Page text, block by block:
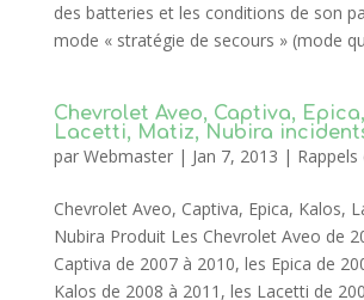
des batteries et les conditions de son
mode « stratégie de secours » (mode
Chevrolet Aveo, Captiva,
Lacetti, Matiz, Nubira incidents
par Webmaster| Jan 7, 2013 |
Chevrolet Aveo, Captiva, Epica, Kalos,
Nubira Produit Les Chevrolet Aveo de
Captiva de 2007 à 2010, les Epica de
Kalos de 2008 à 2011, les Lacetti de